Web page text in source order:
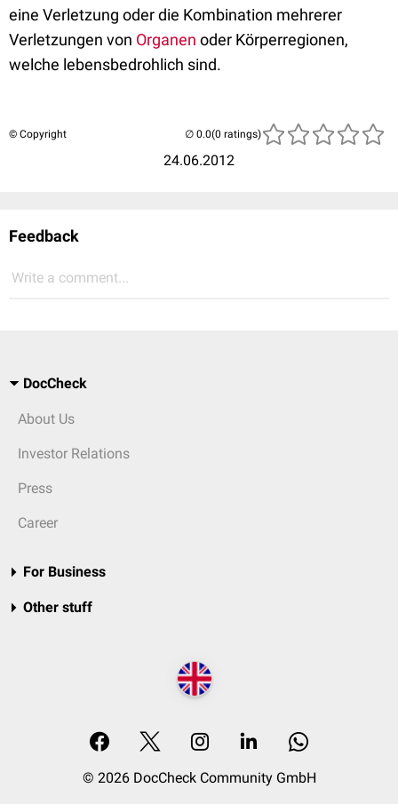
eine Verletzung oder die Kombination mehrerer
Verletzungen von Organen oder Körperregionen,
welche lebensbedrohlich sind.
© Copyright
24.06.2012
(0 ratings)
Feedback
Write a comment...
DocCheck
About Us
Investor Relations
Press
Career
For Business
Other stuff
© 2026 DocCheck Community GmbH